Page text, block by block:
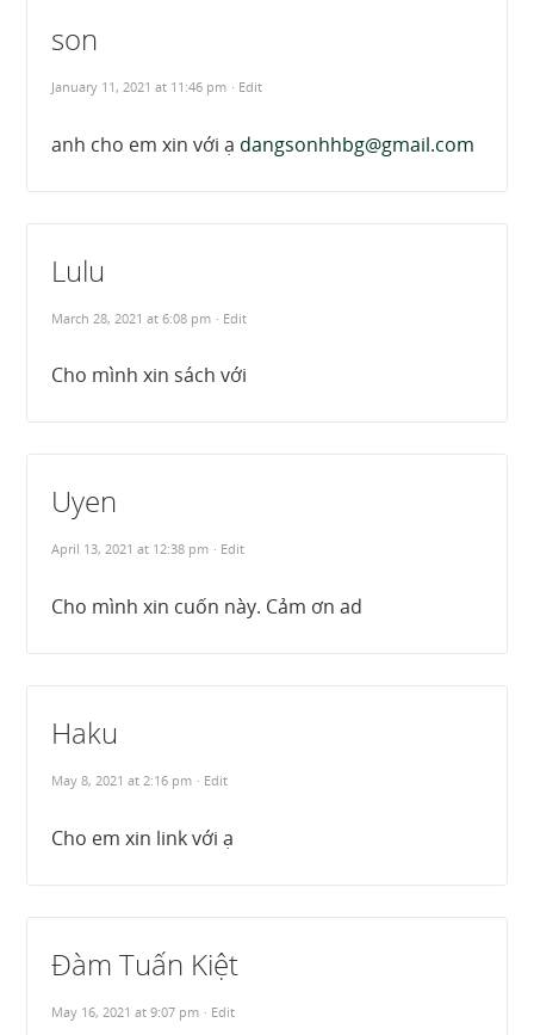
son
January 11, 2021 at 11:46 pm · Edit
anh cho em xin với ạ dangsonhhbg@gmail.com
Lulu
March 28, 2021 at 6:08 pm · Edit
Cho mình xin sách với
Uyen
April 13, 2021 at 12:38 pm · Edit
Cho mình xin cuốn này. Cảm ơn ad
Haku
May 8, 2021 at 2:16 pm · Edit
Cho em xin link với ạ
Đàm Tuấn Kiệt
May 16, 2021 at 9:07 pm · Edit